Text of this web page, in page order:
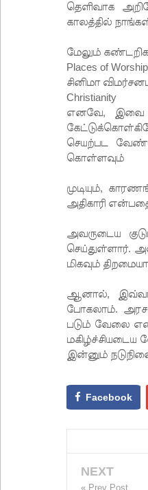
தெளிவாக
காலத்தில்
மேலும் கண்டறிக
Places of Worship
சினிமா
Christianity
எனவே, இவை
செயற்பட
கொள்ளவும்
முடியும்,
அதிகாரி
அவருடைய
செய்துள்ளார்.
மிகவும்
ஆனால்,
போகலாம். அரச
படும் வேலை
மகிழ்ச்சியடைய
இன்னும்
Facebook
NEXT
« Prev Post